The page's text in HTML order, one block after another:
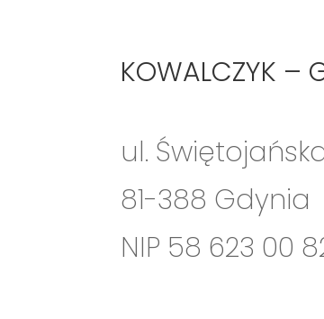
KOWALCZYK –
ul.
81-388 Gdynia
NIP 58 623 00